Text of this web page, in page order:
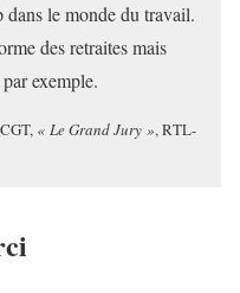
le monde du travail.
des retraites mais
exemple.
« Le Grand Jury », RTL-